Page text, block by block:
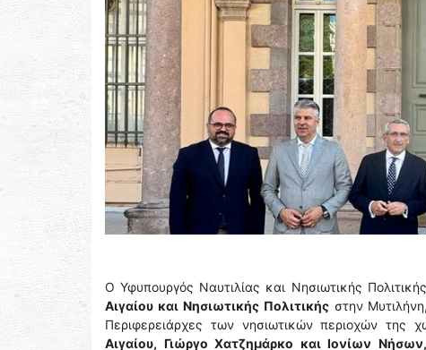
Ο Υφυπουργός Ναυτιλίας και Νησιωτικής
Αιγαίου και Νησιωτικής Πολιτικήςστην
Περιφερειάρχες των νησιωτικών περιοχών της
Αιγαίου, Γιώργο Χατζημάρκο και Ιονίων